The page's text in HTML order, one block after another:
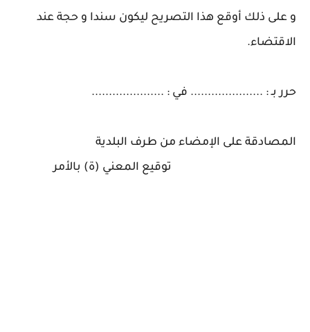
و على ذلك أوقع هذا التصريح ليكون سندا و حجة عند
الاقتضاء.
حرر بـ : ..................... في : .....................
المصادقة على الإمضاء من طرف البلدية
توقيع المعني (ة) بالأمر